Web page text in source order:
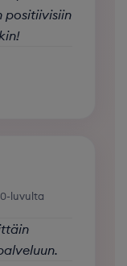
positiivisiin
luvulta